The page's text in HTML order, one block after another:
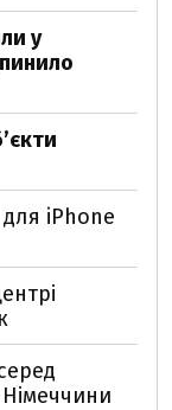
у
iPhone